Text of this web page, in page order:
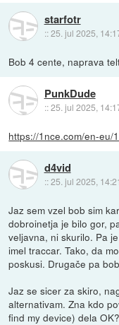
starfotr
::25. jul 2025,
Bob 4 cente, naprava
PunkDude
::25. jul 2025,
https://1nce.com/en-eu/
d4vid
::25. jul 2025,
Jaz sem vzel bob sim
dobroinetja je bilo gor,
veljavna, ni skurilo. Pa
imel traccar. Tako, da
poskusi. Drugače pa
Jaz se sicer za skiro,
alternativam. Zna kdo
find my device) dela OK?